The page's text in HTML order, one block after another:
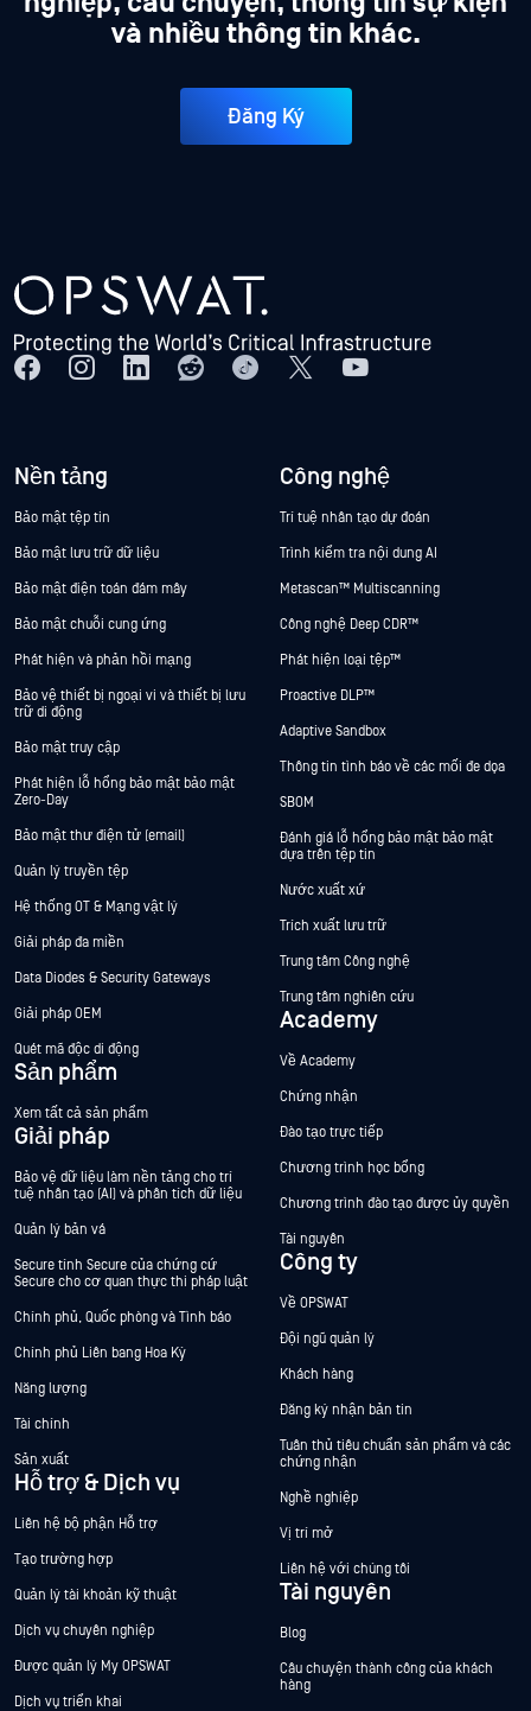
và nhiều thông tin khác.
Đăng Ký
Nền tảng
Bảo mật tệp tin
Bảo mật lưu trữ dữ liệu
Bảo mật điện toán đám mây
Bảo mật chuỗi cung ứng
Phát hiện và phản hồi mạng
Bảo vệ thiết bị ngoại vi và thiết bị lưu
trữ di động
Bảo mật truy cập
Phát hiện lỗ hổng bảo mật bảo mật
Zero-Day
Bảo mật thư điện tử (email)
Quản lý truyền tệp
Hệ thống OT & Mạng vật lý
Giải pháp đa miền
Data Diodes & Security Gateways
Giải pháp OEM
Quét mã độc di động
Sản phẩm
Xem tất cả sản phẩm
Giải pháp
Bảo vệ dữ liệu làm nền tảng cho trí
tuệ nhân tạo (AI) và phân tích dữ liệu
Quản lý bản vá
Secure tính Secure của chứng cứ
Secure cho cơ quan thực thi pháp luật
Chính phủ, Quốc phòng và Tình báo
Chính phủ Liên bang Hoa Kỳ
Năng lượng
Tài chính
Sản xuất
Hỗ trợ & Dịch vụ
Liên hệ bộ phận Hỗ trợ
Tạo trường hợp
Quản lý tài khoản kỹ thuật
Dịch vụ chuyên nghiệp
Được quản lý My OPSWAT
Dịch vụ triển khai
Công nghệ
Trí tuệ nhân tạo dự đoán
Trình kiểm tra nội dung AI
Metascan™ Multiscanning
Công nghệ Deep CDR™
Phát hiện loại tệp™
Proactive DLP™
Adaptive Sandbox
Thông tin tình báo về các mối đe dọa
SBOM
Đánh giá lỗ hổng bảo mật bảo mật
dựa trên tệp tin
Nước xuất xứ
Trích xuất lưu trữ
Trung tâm Công nghệ
Trung tâm nghiên cứu
Academy
Về Academy
Chứng nhận
Đào tạo trực tiếp
Chương trình học bổng
Chương trình đào tạo được ủy quyền
Tài nguyên
Công ty
Về OPSWAT
Đội ngũ quản lý
Khách hàng
Đăng ký nhận bản tin
Tuân thủ tiêu chuẩn sản phẩm và các
chứng nhận
Nghề nghiệp
Vị trí mở
Liên hệ với chúng tôi
Tài nguyên
Blog
Câu chuyện thành công của khách
hàng